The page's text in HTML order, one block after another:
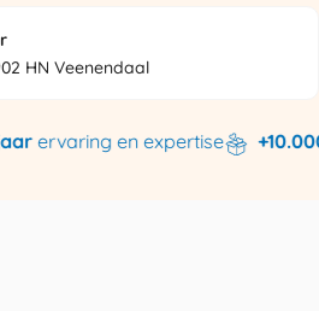
HN Veenendaal
ervaring en expertise